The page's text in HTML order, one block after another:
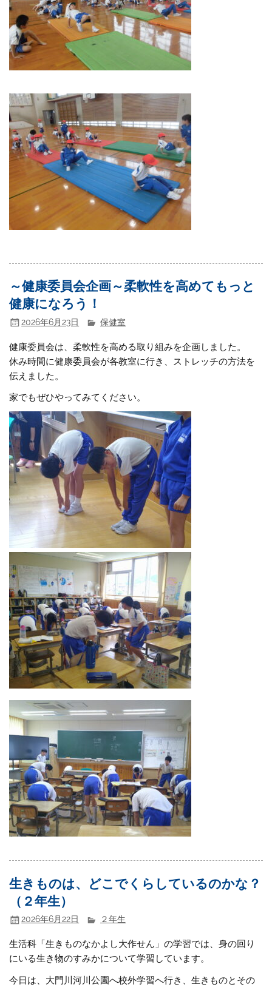
～健康委員会企画～柔軟性を高めてもっと
健康になろう！
2026年6月23日 保健室
健康委員会は、柔軟性を高める取り組みを企画しました。
休み時間に健康委員会が各教室に行き、ストレッチの方法を
伝えました。
家でもぜひやってみてください。
生きものは、どこでくらしているのかな？
（２年生）
2026年6月22日 ２年生
生活科「生きものなかよし大作せん」の学習では、身の回り
にいる生き物のすみかについて学習しています。
今日は、大門川河川公園へ校外学習へ行き、生きものとその